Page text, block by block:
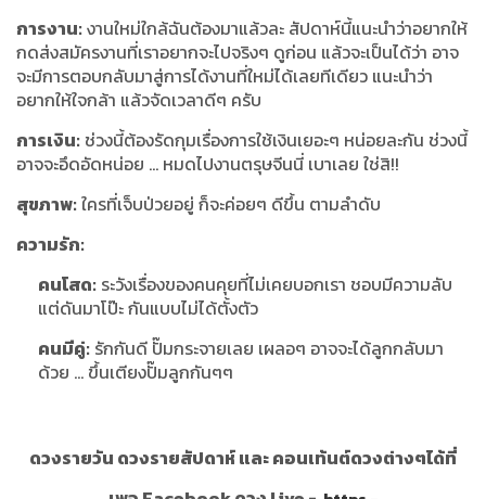
การงาน:งานใหม่ใกล้ฉันต้องมาแล้วละ สัปดาห์นี้แนะนำว่าอยากให้
กดส่งสมัครงานที่เราอยากจะไปจริงๆ ดูก่อน แล้วจะเป็นได้ว่า อาจ
จะมีการตอบกลับมาสู่การได้งานที่ใหม่ได้เลยทีเดียว แนะนำว่า
อยากให้ใจกล้า แล้วจัดเวลาดีๆ ครับ
การเงิน: ช่วงนี้ต้องรัดกุมเรื่องการใช้เงินเยอะๆ หน่อยละกัน ช่วงนี้
อาจจะอึดอัดหน่อย … หมดไปงานตรุษจีนนี่ เบาเลย ใช่สิ!!
สุขภาพ:ใครที่เจ็บป่วยอยู่ ก็จะค่อยๆ ดีขึ้น ตามลำดับ
ความรัก:
คนโสด: ระวังเรื่องของคนคุยที่ไม่เคยบอกเรา ชอบมีความลับ
แต่ดันมาโป๊ะ กันแบบไม่ได้ตั้งตัว
คนมีคู่: รักกันดี ปั๊มกระจายเลย เผลอๆ อาจจะได้ลูกกลับมา
ด้วย … ขึ้นเตียงปั๊มลูกกันๆๆ
ดวงรายวัน ดวงรายสัปดาห์ และ คอนเท้นต์ดวงต่างๆได้ที่